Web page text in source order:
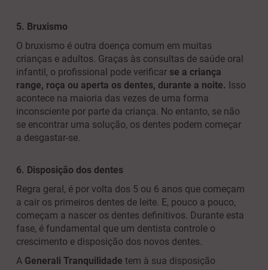
5. Bruxismo
O bruxismo é outra doença comum em muitas
crianças e adultos. Graças às consultas de saúde oral
infantil, o profissional pode verificar se a criança
range, roça ou aperta os dentes, durante a noite. Isso
acontece na maioria das vezes de uma forma
inconsciente por parte da criança. No entanto, se não
se encontrar uma solução, os dentes podem começar
a desgastar-se.
6. Disposição dos dentes
Regra geral, é por volta dos 5 ou 6 anos que começam
a cair os primeiros dentes de leite. E, pouco a pouco,
começam a nascer os dentes definitivos. Durante esta
fase, é fundamental que um dentista controle o
crescimento e disposição dos novos dentes.
A Generali Tranquilidade tem à sua disposição